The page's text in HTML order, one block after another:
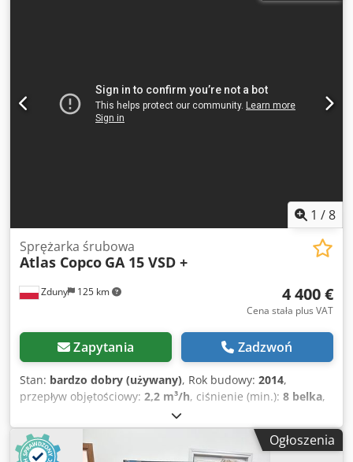
1 /8
Zduny 125 km
Sprężarka śrubowa
Atlas Copco GA 15 VSD +
4 400 €
Cena stała plus VAT
Zapytania Zadzwoń
Stan: bardzo dobry (używany), Rok budowy: 2014,
przepływ objętościowy: 2,2 m³/h, ciśnienie (min.): 8 belka,
Kompresor śrubowy ATLAS COPCO GA 15 VSD +
Zmiennoobrotowa (falownik) Silnik 15 kw Wydajność 2,51
m3/min Ciśnienie 13 bar Rok produkcji 2014 CedpfxOgłoszenia